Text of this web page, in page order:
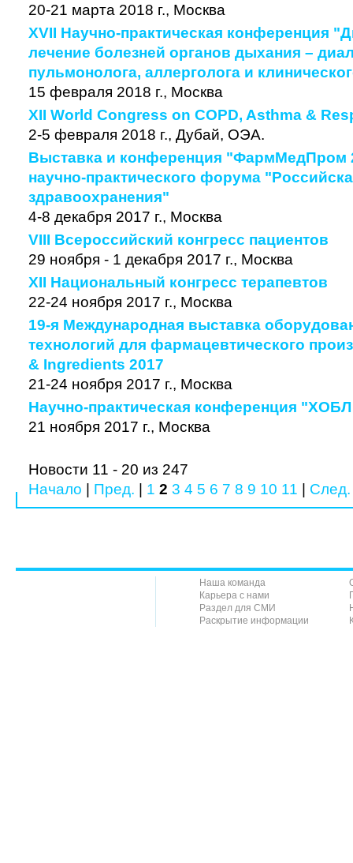
20-21 марта 2018 г., Москва
XVII Научно-практическая конференция
лечение болезней органов дыхания –
пульмонолога, аллерголога и
15 февраля 2018 г., Москва
XII World Congress on COPD, Asthma &
2-5 февраля 2018 г., Дубай, ОЭА.
Выставка и конференция "ФармМедПром
научно-практического форума
здравоохранения"
4-8 декабря 2017 г., Москва
VIII Всероссийский конгресс пациентов
29 ноября - 1 декабря 2017 г., Москва
XII Национальный конгресс терапевтов
22-24 ноября 2017 г., Москва
19-я Международная выставка
технологий для фармацевтического
& Ingredients 2017
21-24 ноября 2017 г., Москва
Научно-практическая конференция "ХОБЛ
21 ноября 2017 г., Москва
Новости 11 - 20 из 247
Начало
Пред. 1 2 3 4 5 6 7 8 9 10 11 След.
Наша команда
Карьера с нами
Раздел для СМИ
Раскрытие информации